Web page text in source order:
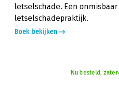
letselschade. Een
letselschadepraktijk.
Boek bekijken
Nu besteld,